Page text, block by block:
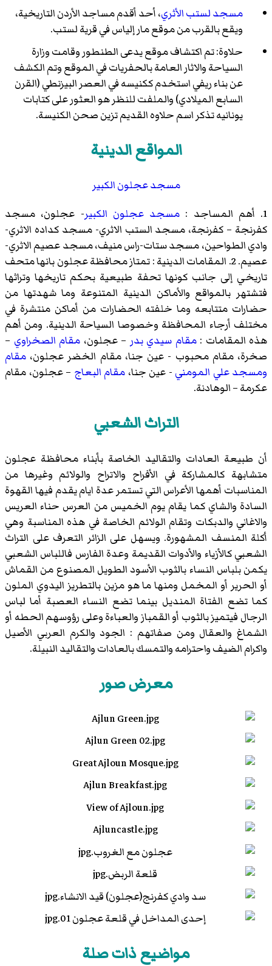
مسجد لستب الأثري، أحد أقدم مساجد الأردن التاريخية،
ويقع بالقرب من موقع مار إلياس في قرية لستب.
حلاوة: تم اكتشاف موقع يدعى الطنطور وقامت وزارة
السياحة والاثار العامة بالحفريات في الموقع وتم الكشف
عن بناء ريفي استخدم ككنيسه في العصر البيزنطي (القرن
السابع الميلادي) والملفت للنظر هو العثور على كتابات
يونانيه تذكر اسم حلاوه القديم تزين صحن الكنيسة.
المواقع الدينية
مسجد عجلون الكبير
1. أهم المساجد :
مسجد عجلون الكبير- عجلون، مسجد
كفرنجة – كفرنجة، مسجد الستب الاثري- مسجد كداده الاثري-
وادي الطواحين، مسجد ستات-راس منيف، مسجد عصيم الاثري-
عصيم. 2. المقامات الدينية : تمتاز محافظة عجلون بانها متحف
تاريخي إلى جانب كونها تحفة طبيعية بحكم تاريخها وتراثها
فتشتهر بالمواقع والأماكن الدينية المتنوعة وما شهدتها من
حضارات متتابعه وما خلفته الحضارات من أماكن منتشرة في
مختلف أرجاء المحافظة وخصوصا السياحة الدينية. ومن أهم
هذه المقامات :مقام سيدي بدر – عجلون، مقام الصخراوي –
صخرة، مقام محبوب - عين جنا، مقام الخضر عجلون، مقام
ومسجد علي المومني - عين جنا، مقام البعاج – عجلون، مقام
عكرمة – الوهادنة.
التراث الشعبي
أن طبيعة العادات والتقاليد الخاصة بأبناء محافظة عجلون
متشابهة كالمشاركة في الأفراح والاتراح والولائم وغيرها من
المناسبات أهمها الأعراس التي تستمر عدة ايام يقدم فيها القهوة
السادة والشاي كما يقام يوم الخميس من العرس حناء العريس
والاغاني والدبكات وتقام الولائم الخاصة في هذه المناسبة وهي
أكلة المنسف المشهورة. ويسهل على الزائر التعرف على التراث
الشعبي كالأزياء والأدوات القديمة وعدة الفارس فاللباس الشعبي
يكمن بلباس النساء بالثوب الأسود الطويل المصنوع من القماش
أو الحرير أو المخمل ومنها ما هو مزين بالتطريز اليدوي الملون
كما تضع الفتاة المنديل بينما تضع النساء العصبة أما لباس
الرجال فيتميز بالثوب أو القمباز والعباءة وعلى رؤوسهم الحطه أو
الشماغ والعقال ومن صفاتهم : الجود والكرم العربي الأصيل
واكرام الضيف واحترامه والتمسك بالعادات والتقاليد النبيلة.
معرض صور
مواضيع ذات صلة